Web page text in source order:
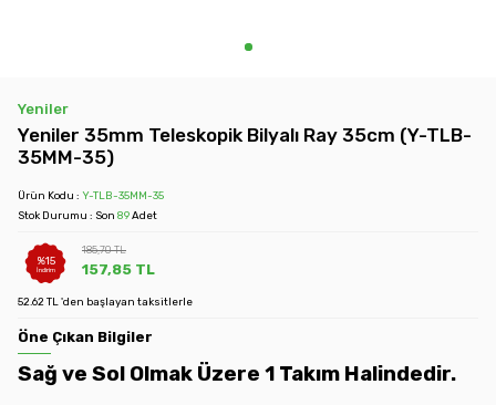
Yeniler
Yeniler 35mm Teleskopik Bilyalı Ray 35cm (Y-TLB-
35MM-35)
Ürün Kodu : Y-TLB-35MM-35
Stok Durumu : Son 89Adet
%15
İndirim
185,70TL
157,85 TL
52.62 TL 'den başlayan taksitlerle
Öne Çıkan Bilgiler
Sağ ve Sol Olmak Üzere 1 Takım Halindedir.